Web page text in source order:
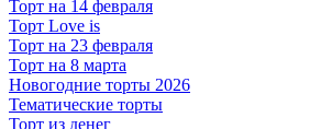
Торт на 14 февраля
Торт Love is
Торт на 23 февраля
Торт на 8 марта
Новогодние торты 2026
Тематические торты
Торт из денег